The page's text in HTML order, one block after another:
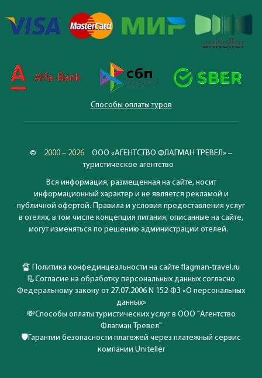
Способы оплаты туров
© 2000 – 2026
ООО «АГЕНТСТВО ФЛАГМАН ТРЕВЕЛ» –
туристическое агентство
Вся информация, размещённая на сайте, носит
информационный характер и не является рекламой и
публичной офертой. Правила и условия предоставления услуг
в отелях, в том числе концепция питания, описанные на сайте,
могут изменяться по решению администрации отелей.
🔏 Политика конфединцеальности на сайте flagman-travel.ru
📃Согласие на обработку персональных данных согласно
Федеральному закону от 27.07.2006 N 152-ФЗ «О персональных
данных»
💸Способы оплаты туристических услуг в ООО "Агентство
Флагман Тревел"
🛡️Гарантии безопасности платежей через платежный сервис
компании Uniteller